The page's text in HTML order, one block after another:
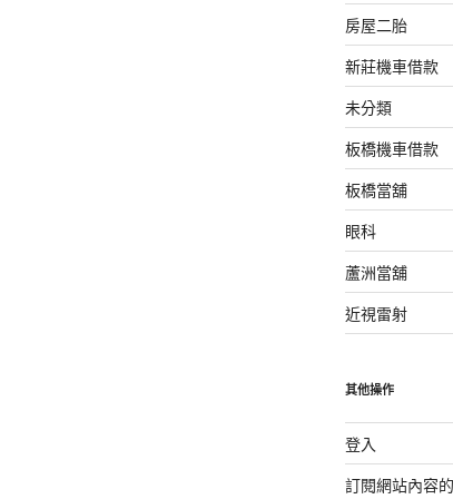
房屋二胎
新莊機車借款
未分類
板橋機車借款
板橋當舖
眼科
蘆洲當舖
近視雷射
其他操作
登入
訂閱網站內容